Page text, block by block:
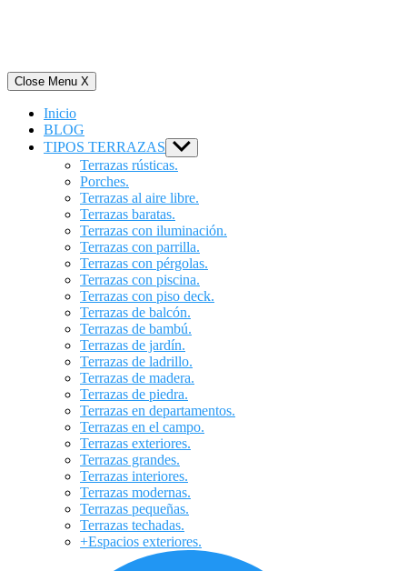
Close Menu X
Inicio
BLOG
TIPOS TERRAZAS Show
sub
menu
Terrazas rústicas.
Porches.
Terrazas al aire libre.
Terrazas baratas.
Terrazas con iluminación.
Terrazas con parrilla.
Terrazas con pérgolas.
Terrazas con piscina.
Terrazas con piso deck.
Terrazas de balcón.
Terrazas de bambú.
Terrazas de jardín.
Terrazas de ladrillo.
Terrazas de madera.
Terrazas de piedra.
Terrazas en departamentos.
Terrazas en el campo.
Terrazas exteriores.
Terrazas grandes.
Terrazas interiores.
Terrazas modernas.
Terrazas pequeñas.
Terrazas techadas.
+Espacios exteriores.